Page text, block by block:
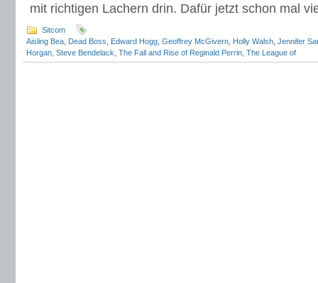
mit richtigen Lachern drin. Dafür jetzt schon mal
Sitcom
Aisling Bea Dead Boss Edward Hogg Geoffrey McGivern Holly Walsh Jennifer
Horgan Steve Bendelack The Fall and Rise of Reginald Perrin The League of